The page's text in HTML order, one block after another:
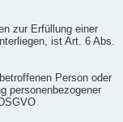
zur Erfüllung einer
ist Art. 6 Abs.
Person oder
personenbezogener